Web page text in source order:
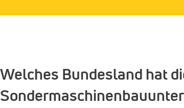
Welches Bundesland hat